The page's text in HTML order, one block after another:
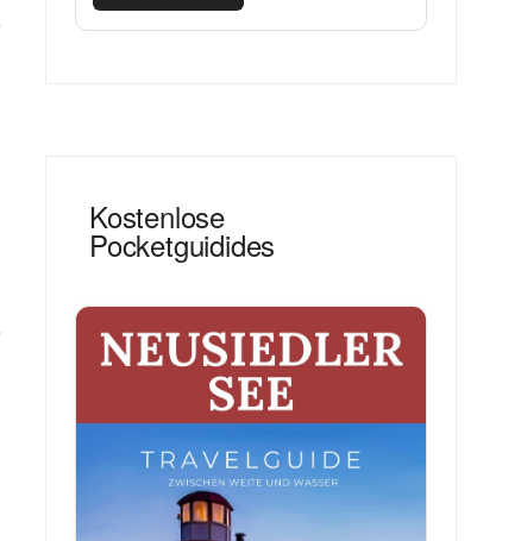
Kostenlose
Pocketguidides